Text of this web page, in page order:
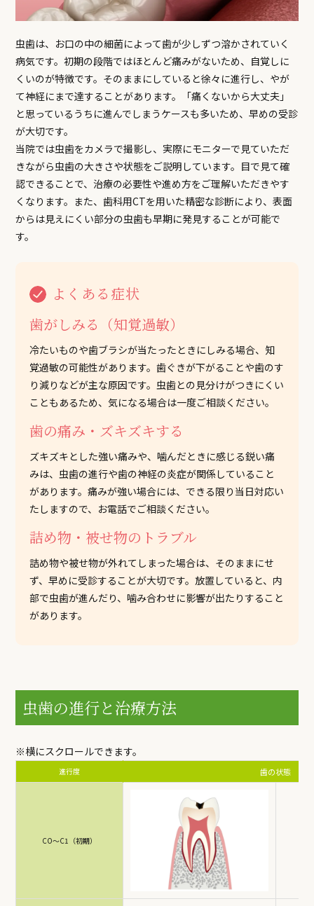
虫歯は、お口の中の細菌によって歯が少しずつ溶かされていく
病気です。初期の段階ではほとんど痛みがないため、自覚しに
くいのが特徴です。そのままにしていると徐々に進行し、やが
て神経にまで達することがあります。「痛くないから大丈夫」
と思っているうちに進んでしまうケースも多いため、早めの受診
が大切です。
当院では虫歯をカメラで撮影し、実際にモニターで見ていただ
きながら虫歯の大きさや状態をご説明しています。目で見て確
認できることで、治療の必要性や進め方をご理解いただきやす
くなります。また、歯科用CTを用いた精密な診断により、表面
からは見えにくい部分の虫歯も早期に発見することが可能で
す。
よくある症状
歯がしみる（知覚過敏）
冷たいものや歯ブラシが当たったときにしみる場合、知
覚過敏の可能性があります。歯ぐきが下がることや歯のす
り減りなどが主な原因です。虫歯との見分けがつきにくい
こともあるため、気になる場合は一度ご相談ください。
歯の痛み・ズキズキする
ズキズキとした強い痛みや、噛んだときに感じる鋭い痛
みは、虫歯の進行や歯の神経の炎症が関係していること
があります。痛みが強い場合には、できる限り当日対応い
たしますので、お電話でご相談ください。
詰め物・被せ物のトラブル
詰め物や被せ物が外れてしまった場合は、そのままにせ
ず、早めに受診することが大切です。放置していると、内
部で虫歯が進んだり、噛み合わせに影響が出たりすること
があります。
虫歯の進行と治療方法
進行度 歯の状態
CO〜C1（初期）